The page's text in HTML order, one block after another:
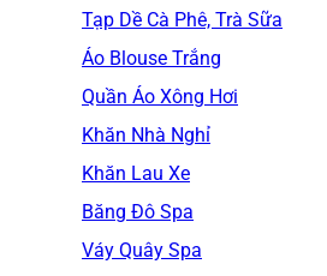
Tạp Dề Cà Phê, Trà Sữa
Áo Blouse Trắng
Quần Áo Xông Hơi
Khăn Nhà Nghỉ
Khăn Lau Xe
Băng Đô Spa
Váy Quây Spa